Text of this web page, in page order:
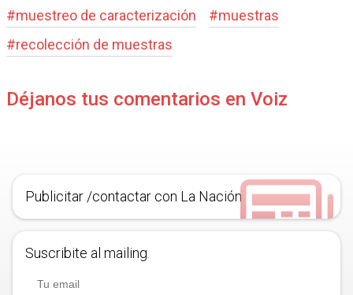
#muestreo de caracterización #muestras
#recolección de muestras
Déjanos tus comentarios en Voiz
Publicitar /contactar con La Nación
Suscribite al mailing.